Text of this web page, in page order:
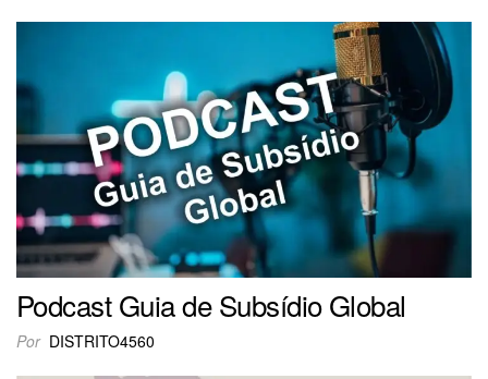
Podcast Guia de Subsídio Global
Por DISTRITO4560